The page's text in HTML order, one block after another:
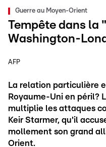
Guerre au Moyen-Orient
Tempête dans la
Washington-
AFP
La relation particulière
Royaume-Uni en péril?
multiplie les attaques
Keir Starmer, qu'il
mollement son grand
Orient.